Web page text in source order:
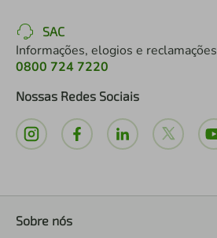
SAC
Informações, elogios e reclamações
0800 724 7220
Nossas Redes Sociais
Sobre nós